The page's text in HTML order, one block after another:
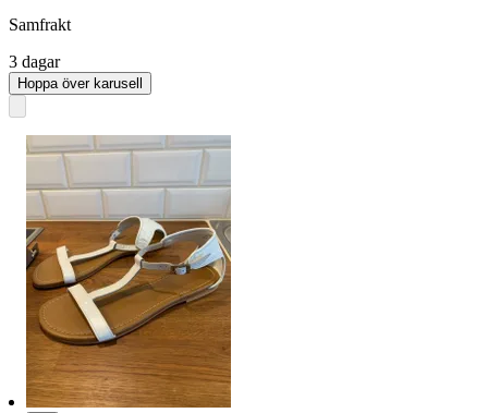
Samfrakt
3 dagar
Hoppa över karusell